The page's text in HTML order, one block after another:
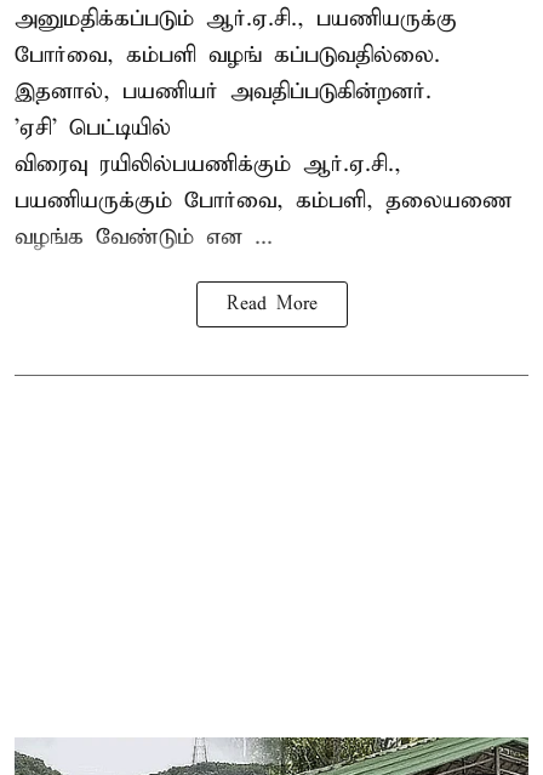
அனுமதிக்கப்படும் ஆர்.ஏ.சி., பயணியருக்கு
போர்வை, கம்பளி வழங் கப்படுவதில்லை.
இதனால், பயணியர் அவதிப்படுகின்றனர்.
'ஏசி' பெட்டியில்
விரைவு ரயிலில்பயணிக்கும் ஆர்.ஏ.சி.,
பயணியருக்கும் போர்வை, கம்பளி, தலையணை
வழங்க வேண்டும் என ...
Read More